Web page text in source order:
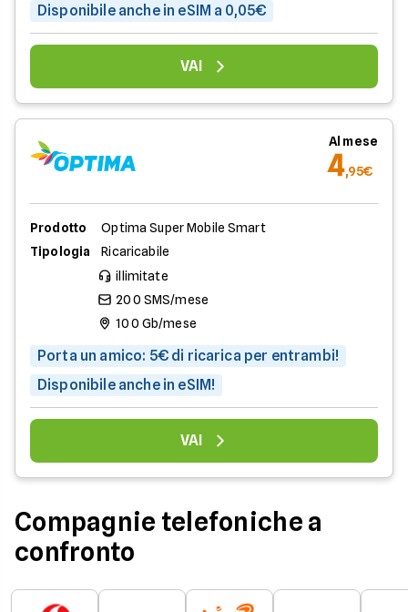
Disponibile anche in eSIM a 0,05€
VAI
Al mese
4,95€
Prodotto
Optima Super Mobile Smart
Tipologia
Ricaricabile
illimitate
200 SMS/mese
100 Gb/mese
Porta un amico: 5€ di ricarica per entrambi!
Disponibile anche in eSIM!
VAI
Compagnie telefoniche a
confronto